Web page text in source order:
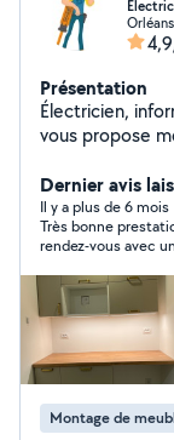
Présentation
Électricien,
vous propose
voitures.
informatique
surveillance,
Montage tous
cuisines.
œuvre mon
en sécurité.
distribution,
ordinateurs,
fumée,
intérieur
Dernier avis
Il y a plus de 6 mois
Très bonne
rendez-vous avec un
conseils
Montage de